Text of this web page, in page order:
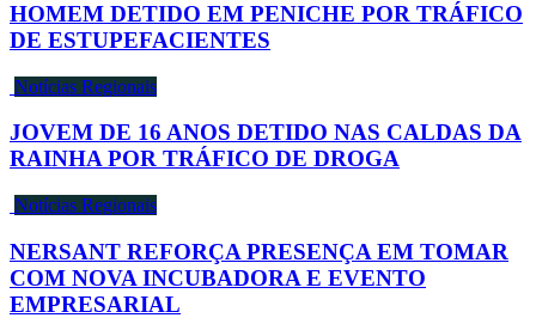
HOMEM DETIDO EM PENICHE POR TRÁFICO
DE ESTUPEFACIENTES
Notícias Regionais
JOVEM DE 16 ANOS DETIDO NAS CALDAS DA
RAINHA POR TRÁFICO DE DROGA
Notícias Regionais
NERSANT REFORÇA PRESENÇA EM TOMAR
COM NOVA INCUBADORA E EVENTO
EMPRESARIAL